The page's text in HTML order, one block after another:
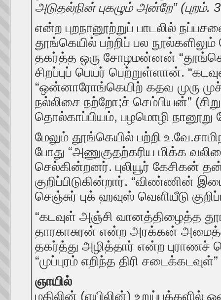
அடுதல்நின் புகழும் அன்றே” (புறம்.
என்ற புறநானூற்றுப் பாடலில்
தூங்கெயில் பற்றிப் பல
தகர்த்த ஒரு சோழமன்னன்
சிறப்புப் பெயர் பெற்றுள்ளான்.
“ஒன்னாரோங்கெயிற் கதவ முரு
நல்லிசை நற்றோ;ச் செம்பியன்”
தொல்காப்பியம், பழமொழி
மேலும் தூங்கெயில் பற்றி
போது “அணுகுதற்கரிய மிக்க
செல்கின்றனர். புலியூர் கேசிகன்
குறிப்பிடுகின்றார். “விண்ணின்
செஞ்சுர் புக் ஹவுஸ் வெளியீடு
“கடவுள் அஞ்சி வானத்திழைத்த
தாரகாசுரன் என்ற அரக்கன்
தகர்த்து அழித்தார் என்ற புராணச்
“முப்புரம் எறிந்த திரி
ஞாயில்
மதிலின் (எயிலின்) உறுப்புக்களில்